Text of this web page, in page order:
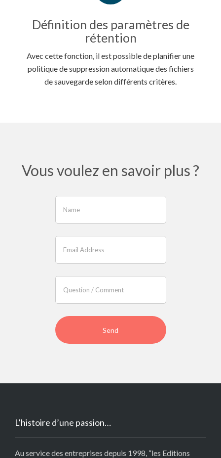
Définition des paramètres de
rétention
Avec cette fonction, il est possible de planifier une
politique de suppression automatique des fichiers
de sauvegarde selon différents critères.
Vous voulez en savoir plus ?
you
leave
this
field
blank.
L’histoire d’une passion…
Au service des entreprises depuis 1998, “les Editions